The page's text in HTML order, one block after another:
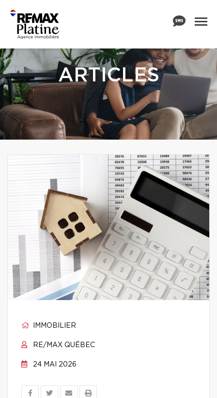
ARTICLES
IMMOBILIER
RE/MAX QUÉBEC
24 MAI 2026